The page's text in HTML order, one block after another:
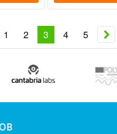
1 2 3 4 5